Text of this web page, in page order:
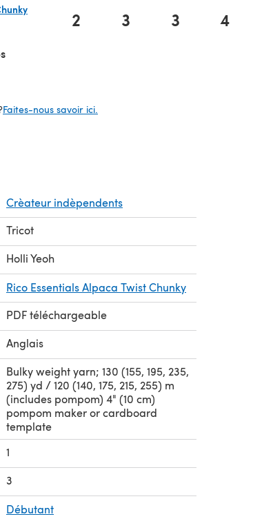
2 3 3 4
Faites-nous savoir ici.
Crèateur indèpendents
Tricot
Holli Yeoh
Rico Essentials Alpaca Twist Chunky
PDF téléchargeable
Anglais
Bulky weight yarn; 130 (155, 195, 235,
275) yd / 120 (140, 175, 215, 255) m
(includes pompom) 4" (10 cm)
pompom maker or cardboard
template
1
3
Débutant